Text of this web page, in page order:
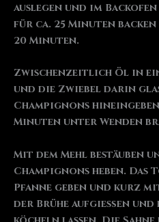
auslegen und im
für ca. 25 Minuten
20 Minuten.
Zwischenzeitlich Öl in
und die Zwiebel darin
Champignons
Minuten unter Wenden
Mit dem Mehl bestäuben
Champignons heben. Das
Pfanne geben und kurz
der Brühe aufgießen